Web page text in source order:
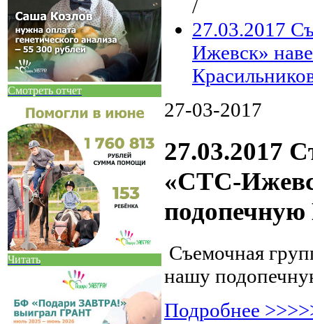
Смотреть отчет
Читать
/
27.03.2017
Ижевск»
27-03-2017
27.03.2017
«СТС-
Съемочная
нашу
Подробнее